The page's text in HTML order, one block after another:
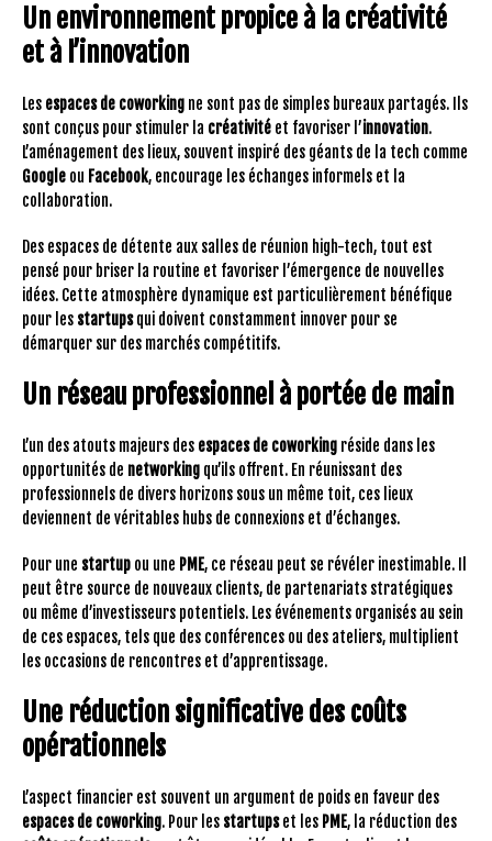
Un environnement propice à la créativité
et à l’innovation
Les espaces de coworking ne sont pas de simples bureaux partagés. Ils
sont conçus pour stimuler la créativité et favoriser l’innovation.
L’aménagement des lieux, souvent inspiré des géants de la tech comme
Google ou Facebook, encourage les échanges informels et la
collaboration.
Des espaces de détente aux salles de réunion high-tech, tout est
pensé pour briser la routine et favoriser l’émergence de nouvelles
idées. Cette atmosphère dynamique est particulièrement bénéfique
pour les startupsqui doivent constamment innover pour se
démarquer sur des marchés compétitifs.
Un réseau professionnel à portée de main
L’un des atouts majeurs des espaces de coworking réside dans les
opportunités de networking qu’ils offrent. En réunissant des
professionnels de divers horizons sous un même toit, ces lieux
deviennent de véritables hubs de connexions et d’échanges.
Pour une startup ou une PME, ce réseau peut se révéler inestimable. Il
peut être source de nouveaux clients, de partenariats stratégiques
ou même d’investisseurs potentiels. Les événements organisés au sein
de ces espaces, tels que des conférences ou des ateliers, multiplient
les occasions de rencontres et d’apprentissage.
Une réduction significative des coûts
opérationnels
L’aspect financier est souvent un argument de poids en faveur des
espaces de coworking. Pour les startupset les PME, la réduction des